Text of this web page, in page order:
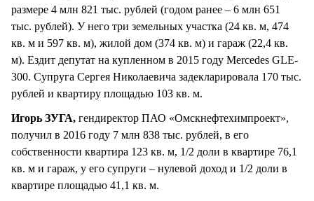
размере 4 млн 821 тыс. рублей (годом ранее – 6 млн 651
тыс. рублей). У него три земельных участка (24 кв. м, 474
кв. м и 597 кв. м), жилой дом (374 кв. м) и гараж (22,4 кв.
м). Ездит депутат на купленном в 2015 году Mercedes GLE-
300. Супруга Сергея Николаевича задекларировала 170 тыс.
рублей и квартиру площадью 103 кв. м.
Игорь ЗУГА, гендиректор ПАО «Омскнефтехимпроект»,
получил в 2016 году 7 млн 838 тыс. рублей, в его
собственности квартира 123 кв. м, 1/2 доли в квартире 76,1
кв. м и гараж, у его супруги – нулевой доход и 1/2 доли в
квартире площадью 41,1 кв. м.